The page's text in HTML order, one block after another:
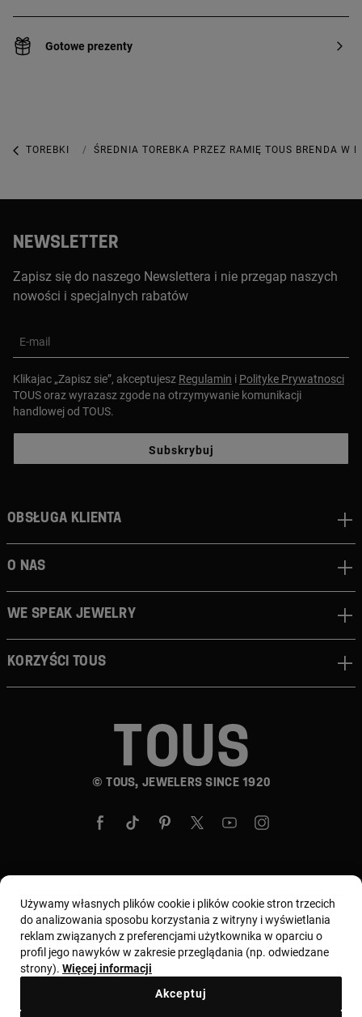
Gotowe prezenty
TOREBKI TOREBKI ŚREDNIEJ WIELKOŚCI
ŚREDNIA TOREBKA PRZEZ RAMIĘ TOUS BRENDA W
NEWSLETTER
Zapisz się do naszego Newslettera i nie przegap naszych
nowości i specjalnych rabatów
E-mail
Klikajac „Zapisz sie”, akceptujesz Regulamin i Polityke Prywatnosci
TOUS oraz wyrazasz zgode na otrzymywanie komunikacji
handlowej od TOUS.
Subskrybuj
© TOUS, JEWELERS SINCE 1920
Obsługa klienta
O nas
We speak jewelry
Korzyści TOUS
Wybierz kraj i walutę:Polska / Euro
Regulamin Warunki użytkowania i Polityka prywatności
Używamy własnych plików cookie i plików cookie stron trzecich
do analizowania sposobu korzystania z witryny i wyświetlania
reklam związanych z preferencjami użytkownika w oparciu o
profil jego nawyków w zakresie przeglądania (np. odwiedzane
strony). Więcej informacji
Akceptuj